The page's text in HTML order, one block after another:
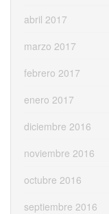
abril 2017
marzo 2017
febrero 2017
enero 2017
diciembre 2016
noviembre 2016
octubre 2016
septiembre 2016